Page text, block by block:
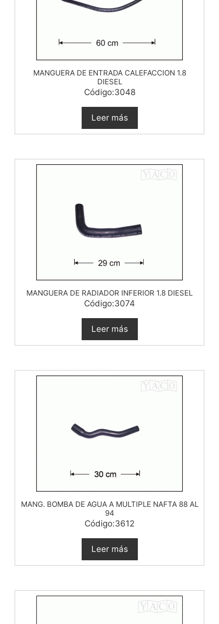
MANGUERA DE ENTRADA CALEFACCION 1.8
DIESEL
Código:3048
Leer más
MANGUERA DE RADIADOR INFERIOR 1.8 DIESEL
Código:3074
Leer más
MANG. BOMBA DE AGUA A MULTIPLE NAFTA 88 AL
94
Código:3612
Leer más